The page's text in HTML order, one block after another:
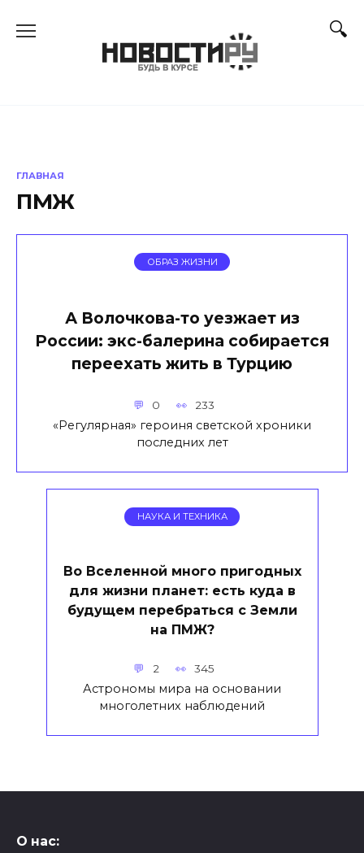
ГЛАВНАЯ
ПМЖ
ОБРАЗ ЖИЗНИ
А Волочкова-то уезжает из
России: экс-балерина собирается
переехать жить в Турцию
0 233
«Регулярная» героиня светской хроники
последних лет
НАУКА И ТЕХНИКА
Во Вселенной много пригодных
для жизни планет: есть куда в
будущем перебраться с Земли
на ПМЖ?
2 345
Астрономы мира на основании
многолетних наблюдений
О нас: